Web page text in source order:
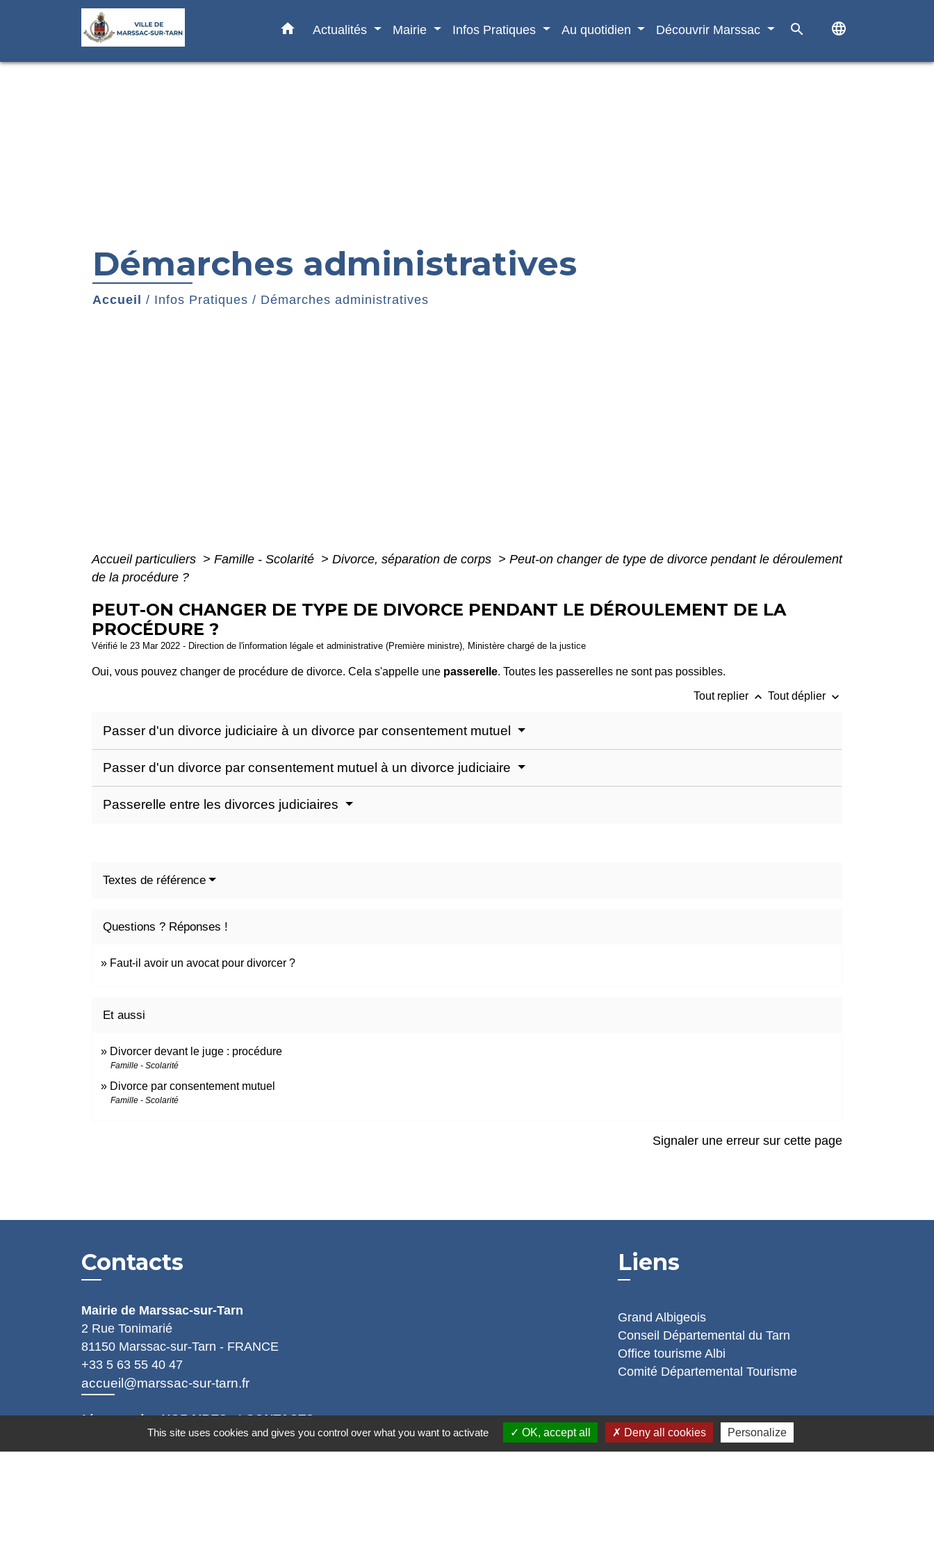
home Actualités Mairie Infos Pratiques Au quotidien Découvrir Marssac search language
Démarches administratives
Accueil / Infos Pratiques / Démarches administratives
Accueil particuliers > Famille - Scolarité > Divorce, séparation de corps > Peut-on changer de type de divorce pendant le déroulement
de la procédure ?
PEUT-ON CHANGER DE TYPE DE DIVORCE PENDANT LE DÉROULEMENT DE LA
PROCÉDURE ?
Vérifié le 23 Mar 2022 - Direction de l'information légale et administrative (Première ministre), Ministère chargé de la justice
Oui, vous pouvez changer de procédure de divorce. Cela s'appelle une passerelle. Toutes les passerelles ne sont pas possibles.
Tout replier keyboard_arrow_up Tout déplier keyboard_arrow_down
Passer d'un divorce judiciaire à un divorce par consentement mutuel
Passer d'un divorce par consentement mutuel à un divorce judiciaire
Passerelle entre les divorces judiciaires
Textes de référence
Questions ? Réponses !
Faut-il avoir un avocat pour divorcer ?
Et aussi
Divorcer devant le juge : procédure
Famille - Scolarité
Divorce par consentement mutuel
Famille - Scolarité
Signaler une erreur sur cette page
Contacts
Mairie de Marssac-sur-Tarn
2 Rue Tonimarié
81150 Marssac-sur-Tarn - FRANCE
+33 5 63 55 40 47
accueil@marssac-sur-tarn.fr
Lien vers les HORAIRES et CONTACTS
de chaque service
Liens
Grand Albigeois
Conseil Départemental du Tarn
Office tourisme Albi
Comité Départemental Tourisme
This site uses cookies and gives you control over what you want to activate OK, accept all Deny all cookies Personalize